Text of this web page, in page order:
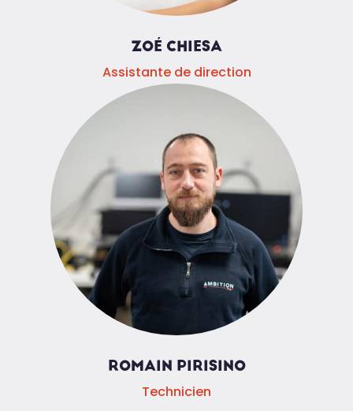
ZOÉ CHIESA
Assistante de direction
ROMAIN PIRISINO
Technicien